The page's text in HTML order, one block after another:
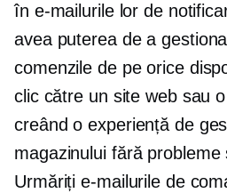
în e-mailurile lor de
avea puterea de a
comenzile de pe orice
clic către un site web sau
creând o experiență de
magazinului fără probleme
Urmăriți e-mailurile de